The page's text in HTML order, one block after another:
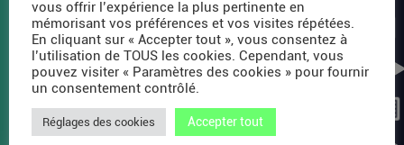
L’article Après AMI Labs, Yann LeCun veut lancer
un fonds de 200 millions d’euros dédié à l’IA
est...
Lire la suite
L’UE lance la deuxième phase de son
Nous utilisons des cookies sur notre site Web pour
vous offrir l’expérience la plus pertinente en
mémorisant vos préférences et vos visites répétées.
En cliquant sur « Accepter tout », vous consentez à
l’utilisation de TOUS les cookies. Cependant, vous
pouvez visiter « Paramètres des cookies » pour fournir
un consentement contrôlé.